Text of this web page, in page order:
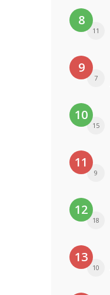
8
11
9
7
10
15
11
9
12
18
13
10